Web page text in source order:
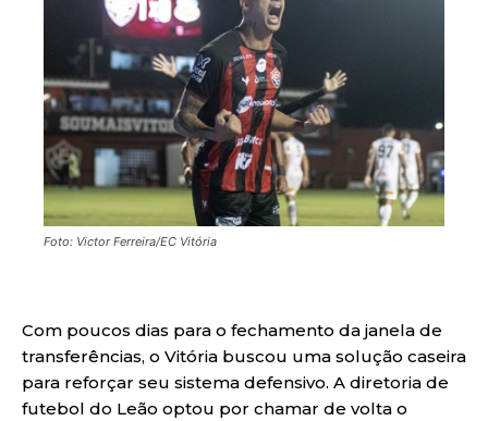
Foto: Victor Ferreira/EC Vitória
Com poucos dias para o fechamento da janela de
transferências, o Vitória buscou uma solução caseira
para reforçar seu sistema defensivo. A diretoria de
futebol do Leão optou por chamar de volta o